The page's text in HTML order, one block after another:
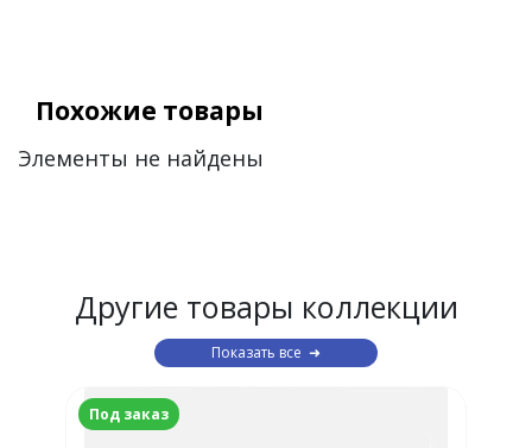
Похожие товары
Элементы не найдены
Другие товары коллекции
Показать все
Под заказ